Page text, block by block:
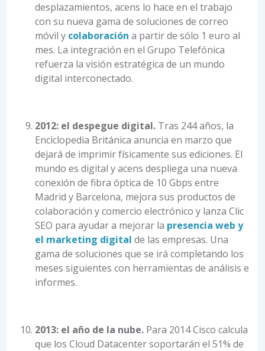
desplazamientos, acens lo hace en el trabajo
con su nueva gama de soluciones de correo
móvil y colaboración a partir de sólo 1 euro al
mes. La integración en el Grupo Telefónica
refuerza la visión estratégica de un mundo
digital interconectado.
2012: el despegue digital. Tras 244 años, la
Enciclopedia Británica anuncia en marzo que
dejará de imprimir físicamente sus ediciones. El
mundo es digital y acens despliega una nueva
conexión de fibra óptica de 10 Gbps entre
Madrid y Barcelona, mejora sus productos de
colaboración y comercio electrónico y lanza Clic
SEO para ayudar a mejorar la presencia web y
el marketing digital de las empresas. Una
gama de soluciones que se irá completando los
meses siguientes con herramientas de análisis e
informes.
2013: el año de la nube. Para 2014 Cisco calcula
que los Cloud Datacenter soportarán el 51% de